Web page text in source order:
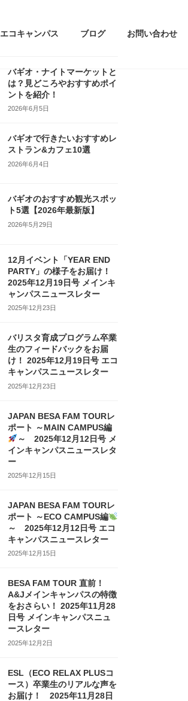
エコキャンパス ブログ お問い合わせ
バギオ・ナイトマーケットと
は？見どころやおすすめポイ
ントを紹介！
2026年6月5日
バギオで行きたいおすすめレ
ストラン&カフェ10選
2026年6月4日
バギオのおすすめ観光スポッ
ト5選【2026年最新版】
2026年5月29日
12月イベント「YEAR END
PARTY」の様子をお届け！
2025年12月19日号 メインキ
ャンパスニュースレター
2025年12月23日
バリスタ育成プログラム卒業
生のフィードバックをお届
け！ 2025年12月19日号 エコ
キャンパスニュースレター
2025年12月23日
JAPAN BESA FAM TOURレ
ポート ～MAIN CAMPUS編
～ 2025年12月12日号 メ
インキャンパスニュースレタ
ー
2025年12月15日
JAPAN BESA FAM TOURレ
ポート ～ECO CAMPUS編
～ 2025年12月12日号 エコ
キャンパスニュースレター
2025年12月15日
BESA FAM TOUR 直前！
A&Jメインキャンパスの特徴
をおさらい！ 2025年11月28
日号 メインキャンパスニュ
ースレター
2025年12月2日
ESL（ECO RELAX PLUSコ
ース）卒業生のリアルな声を
お届け！ 2025年11月28日